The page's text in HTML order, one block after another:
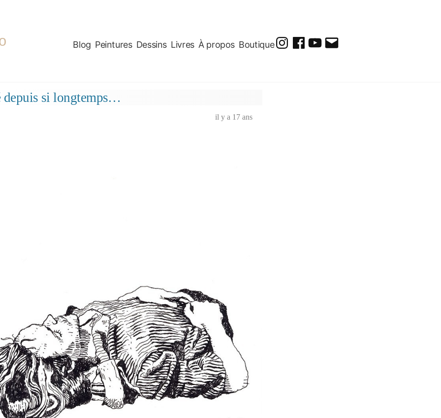
Blog Peintures Dessins Livres À propos Boutique
si longtemps…
il y a 17 ans